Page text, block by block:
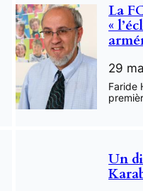
La
«
29
Faride
Un